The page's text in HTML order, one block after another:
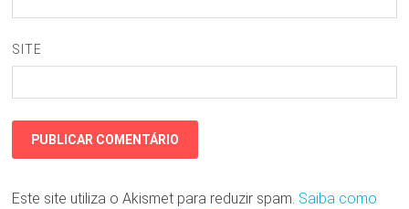
SITE
Este site utiliza o Akismet para reduzir spam. Saiba como